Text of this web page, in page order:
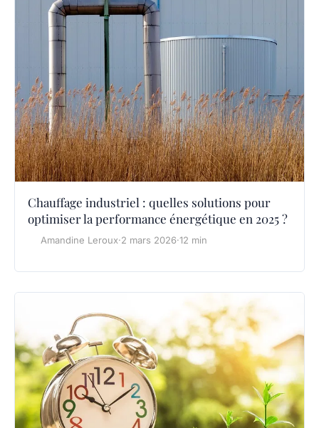
Chauffage industriel : quelles solutions pour
optimiser la performance énergétique en 2025 ?
Amandine Leroux·2 mars 2026·12 min